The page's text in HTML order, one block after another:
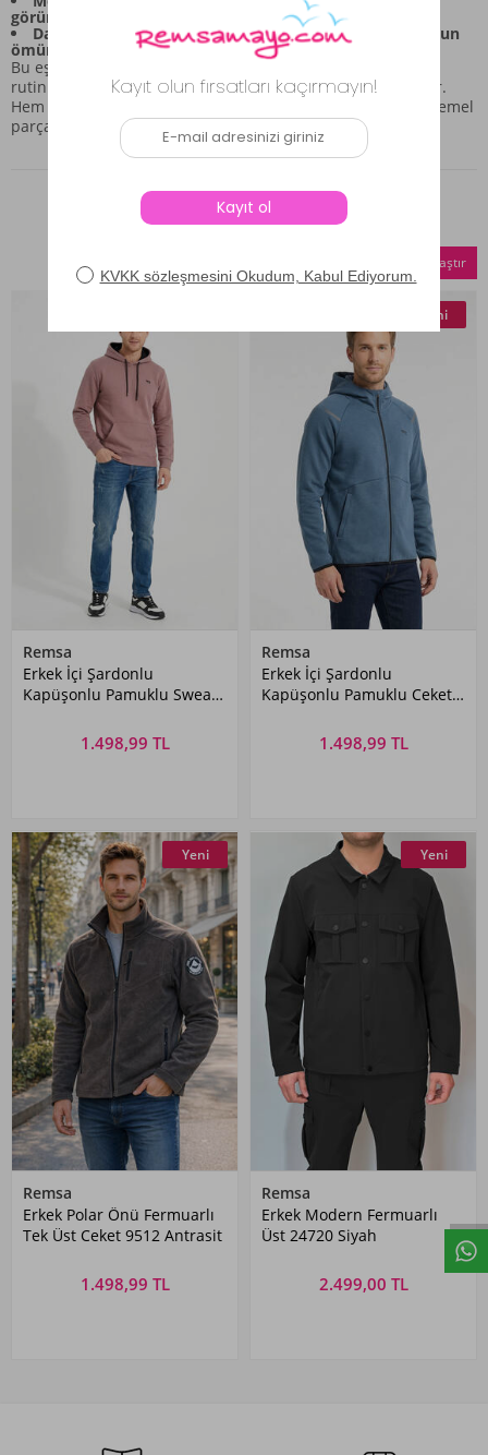
görünüm sağlar.
Dayanıklılık: Kullanım boyunca formunu koruyarak uzun
ömürlü kullanım sunar.
Bu eşofman altı, evde rahatlama anlarınızdan spor salonu
rutinlerine kadar geniş bir kullanım yelpazesine hitap eder.
Hem şıklığı hem de üstün konforu arayanlar için ideal bir temel
parçadır.
Benzer Ürünler
Seçilenleri Karşılaştır
Remsa
Erkek İçi Şardonlu
Kapüşonlu Pamuklu Sweat
1.498,99 TL
Yeni
Remsa
Erkek İçi Şardonlu
Kapüşonlu Pamuklu Ceket
1.498,99 TL
Yeni
Remsa
Erkek Polar Önü Fermuarlı
Tek Üst Ceket 9512 Antrasit
1.498,99 TL
Yeni
Remsa
Erkek Modern Fermuarlı
Üst 24720 Siyah
2.499,00 TL